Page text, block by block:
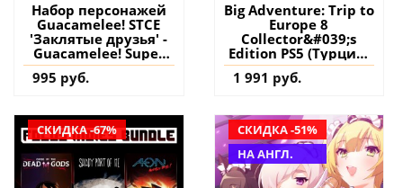
Набор персонажей
Guacamelee! STCE
'Заклятые друзья' -
Guacamelee! Super
Turbo Championship
Edition PS4 (Турция)
на аккаунт
995 руб.
Big Adventure: Trip to
Europe 8
Collector&#039;s
Edition PS5 (Турция)
купить игру на
аккаунт
1 991 руб.
СКИДКА -67%
СКИДКА -51%
НА АНГЛ.